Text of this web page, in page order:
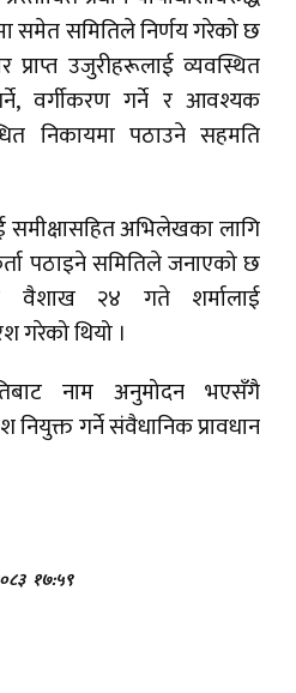
समेत समितिले निर्णय गरेको छ
प्राप्त उजुरीहरूलाई व्यवस्थित
वर्गीकरण गर्ने र आवश्यक
निकायमा पठाउने सहमति
समीक्षासहित अभिलेखका लागि
पठाइने समितिले जनाएको छ
वैशाख २४ गते शर्मालाई
गरेको थियो ।
नाम अनुमोदन भएसँगै
नियुक्त गर्ने संवैधानिक प्रावधान
१७:५९